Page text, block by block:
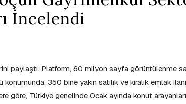
İncelendi
paylaştı. Platform, 60 milyon sayfa görüntülenme
350 bine yakın satılık ve kiralık emlak
göre, Türkiye genelinde Ocak ayında konut